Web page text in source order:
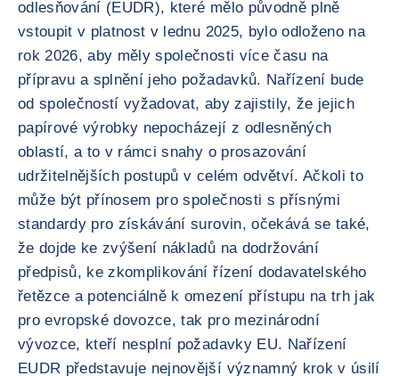
odlesňování (EUDR), které mělo původně plně
vstoupit v platnost v lednu 2025, bylo odloženo na
rok 2026, aby měly společnosti více času na
přípravu a splnění jeho požadavků. Nařízení bude
od společností vyžadovat, aby zajistily, že jejich
papírové výrobky nepocházejí z odlesněných
oblastí, a to v rámci snahy o prosazování
udržitelnějších postupů v celém odvětví. Ačkoli to
může být přínosem pro společnosti s přísnými
standardy pro získávání surovin, očekává se také,
že dojde ke zvýšení nákladů na dodržování
předpisů, ke zkomplikování řízení dodavatelského
řetězce a potenciálně k omezení přístupu na trh jak
pro evropské dovozce, tak pro mezinárodní
vývozce, kteří nesplní požadavky EU. Nařízení
EUDR představuje nejnovější významný krok v úsilí